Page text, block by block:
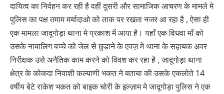
दायित्व का निर्वहन कर रही है वहीं दूसरी और सामाजिक आचरण के मामले मे
पुलिस का पक्ष तमाम मर्यादाओ को ताक पर रखता नजर आ रहा है , ऐसा ही
एक मामला जादूगोड़ा थाना मे प्रकाश में आया है। यहाँ एक विधवा माँ को
उसके नाबालिग बच्चे को जेल से छुड़ाने के एवज़ मे थाना के सहायक अवर
निरीक्षक उसे अनैतिक काम करने को विवश कर रहा है , जादूगोड़ा थाना
क्षेत्र के कोकदा निवाशी कल्याणी भकत ने बताया की उसके एकलोते 14
वर्षीय बेटे राकेश भकत को बाइक चोरी के इल्ज़ाम मे जादूगोड़ा पुलिस ने एक